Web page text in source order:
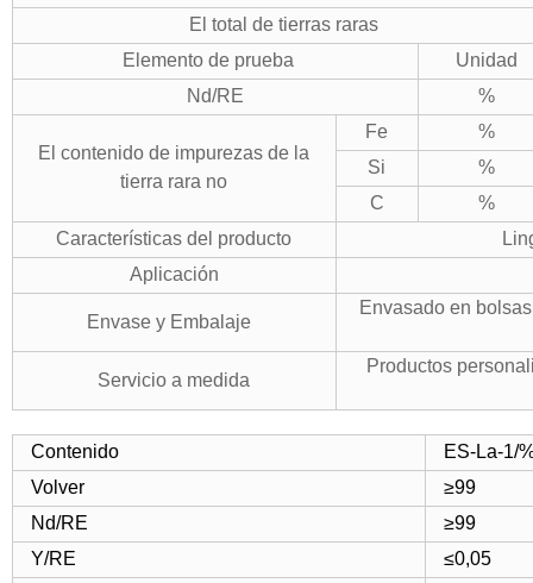
El total de tierras raras
Elemento de prueba
Unidad
Nd/RE
%
El contenido de impurezas de la
tierra rara no
Fe
%
Si
%
C
%
Características del producto
Aplicación
Envase y Embalaje
Envasado en
Servicio a medida
Productos
Contenido
ES-La-1/
Volver
≥99
Nd/RE
≥99
Y/RE
≤0,05